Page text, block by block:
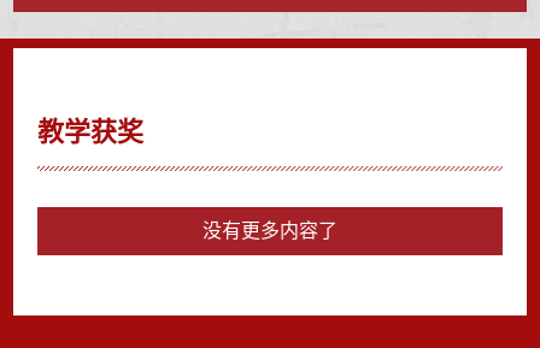
教学获奖
没有更多内容了